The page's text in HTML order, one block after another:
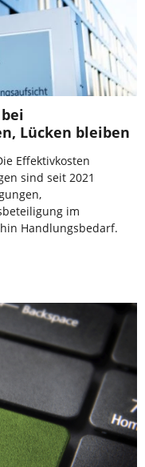
Lücken bleiben
Effektivkosten
sind seit 2021
im
Handlungsbedarf.